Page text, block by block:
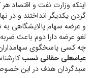
اینکه وزارت نفت و اقتصاد
گردن یکدیگر انداختند و در
و عرضه سهام پالایشگاهی
لغو عرضه دارا دوم باعث
چه کسی پاسخگوی
عباسعلی حقانی نسب
سبدگردان هدف در این